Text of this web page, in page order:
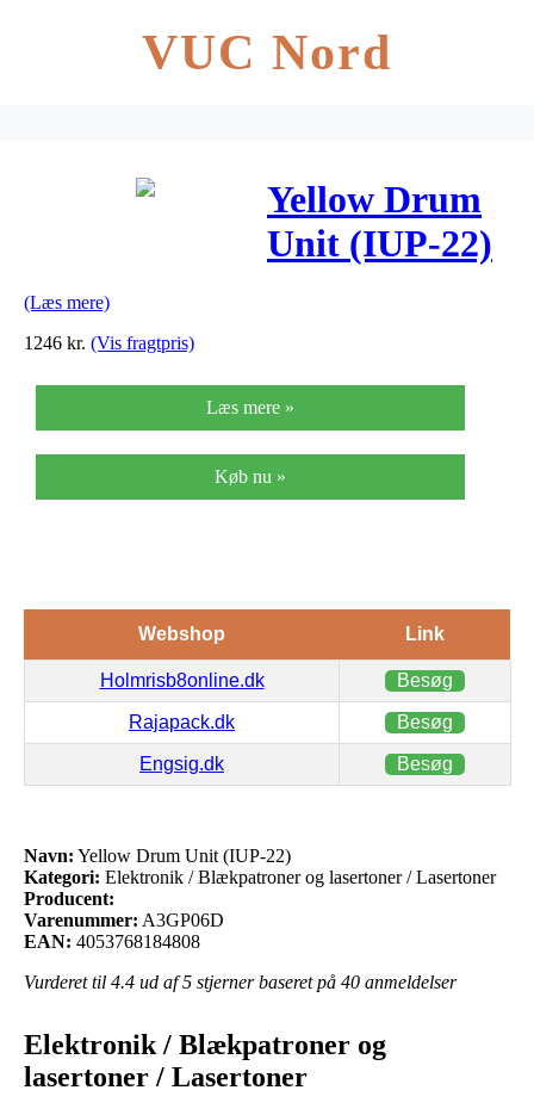
VUC Nord
Yellow Drum
Unit (IUP-22)
(Læs mere)
1246 kr. (Vis fragtpris)
Læs mere »
Køb nu »
Webshop Link
Holmrisb8online.dk Besøg
Rajapack.dk Besøg
Engsig.dk Besøg
Navn: Yellow Drum Unit (IUP-22)
Kategori: Elektronik / Blækpatroner og lasertoner / Lasertoner
Producent:
Varenummer: A3GP06D
EAN: 4053768184808
Vurderet til 4.4 ud af 5 stjerner baseret på 40 anmeldelser
Elektronik / Blækpatroner og
lasertoner / Lasertoner